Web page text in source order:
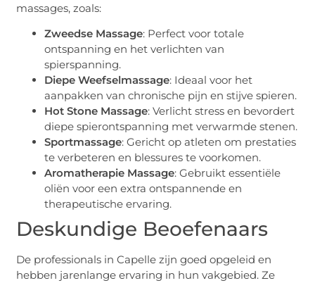
massages, zoals:
Zweedse Massage: Perfect voor totale
ontspanning en het verlichten van
spierspanning.
Diepe Weefselmassage: Ideaal voor het
aanpakken van chronische pijn en stijve spieren.
Hot Stone Massage: Verlicht stress en bevordert
diepe spierontspanning met verwarmde stenen.
Sportmassage: Gericht op atleten om prestaties
te verbeteren en blessures te voorkomen.
Aromatherapie Massage: Gebruikt essentiële
oliën voor een extra ontspannende en
therapeutische ervaring.
Deskundige Beoefenaars
De professionals in Capelle zijn goed opgeleid en
hebben jarenlange ervaring in hun vakgebied. Ze